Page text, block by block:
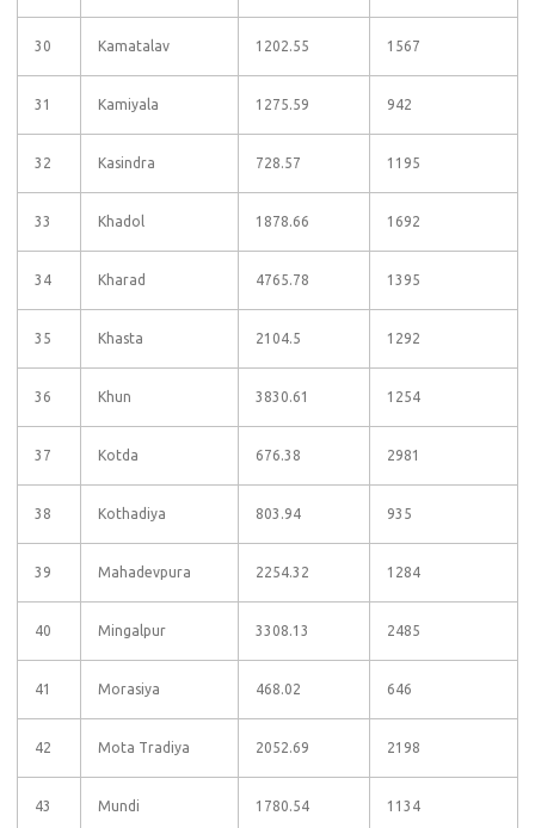
30 Kamatalav 1202.55 1567
31 Kamiyala 1275.59 942
32 Kasindra 728.57 1195
33 Khadol 1878.66 1692
34 Kharad 4765.78 1395
35 Khasta 2104.5 1292
36 Khun 3830.61 1254
37 Kotda 676.38 2981
38 Kothadiya 803.94 935
39 Mahadevpura 2254.32 1284
40 Mingalpur 3308.13 2485
41 Morasiya 468.02 646
42 Mota Tradiya 2052.69 2198
43 Mundi 1780.54 1134